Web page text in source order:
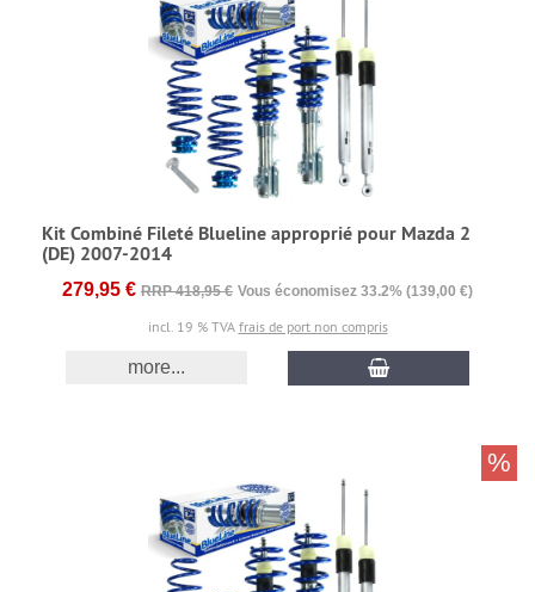
Kit Combiné Fileté Blueline approprié pour Mazda 2
(DE) 2007-2014
279,95 € RRP 418,95 € Vous économisez 33.2% (139,00 €)
incl. 19 % TVA frais de port non compris
more...
%